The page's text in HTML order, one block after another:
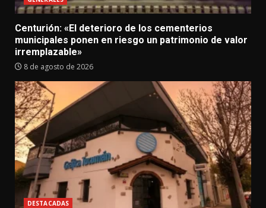
Centurión: «El deterioro de los cementerios
municipales ponen en riesgo un patrimonio de valor
irremplazable»
8 de agosto de 2026
DESTACADAS